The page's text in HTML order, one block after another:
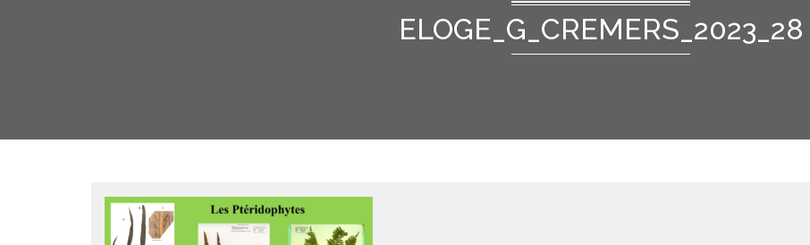
ELOGE_G_CREMERS_2023_28